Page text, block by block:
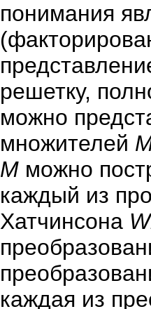
понимания
решетку,
можно
множителей
М можно
каждый из
Хатчинсона
каждая из